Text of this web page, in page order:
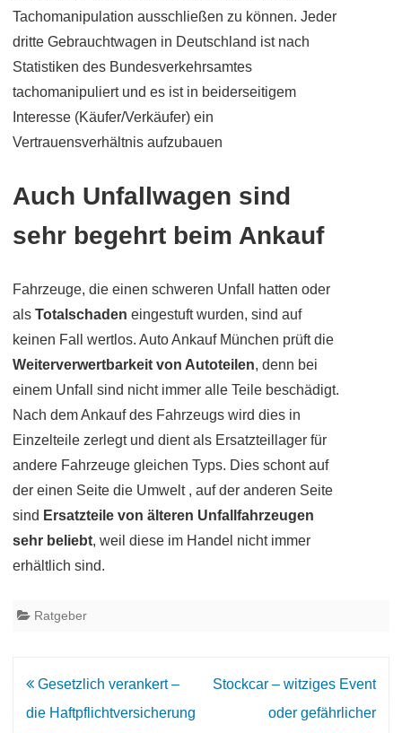
Tachomanipulation ausschließen zu können. Jeder
dritte Gebrauchtwagen in Deutschland ist nach
Statistiken des Bundesverkehrsamtes
tachomanipuliert und es ist in beiderseitigem
Interesse (Käufer/Verkäufer) ein
Vertrauensverhältnis aufzubauen
Auch Unfallwagen sind
sehr begehrt beim Ankauf
Fahrzeuge, die einen schweren Unfall hatten oder
als Totalschaden eingestuft wurden, sind auf
keinen Fall wertlos. Auto Ankauf München prüft die
Weiterverwertbarkeit von Autoteilen, denn bei
einem Unfall sind nicht immer alle Teile beschädigt.
Nach dem Ankauf des Fahrzeugs wird dies in
Einzelteile zerlegt und dient als Ersatzteillager für
andere Fahrzeuge gleichen Typs. Dies schont auf
der einen Seite die Umwelt , auf der anderen Seite
sind Ersatzteile von älteren Unfallfahrzeugen
sehr beliebt, weil diese im Handel nicht immer
erhältlich sind.
Ratgeber
Beitrags-
Navigation
Gesetzlich verankert –
die Haftpflichtversicherung
Stockcar – witziges Event
oder gefährlicher